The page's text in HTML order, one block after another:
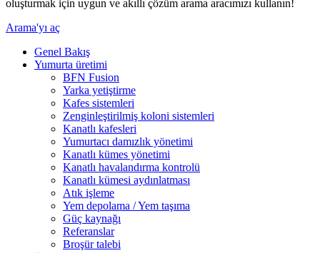
oluşturmak için uygun ve akıllı çözüm arama aracımızı kullanın!
Arama'yı aç
Genel Bakış
Yumurta üretimi
BFN Fusion
Yarka yetiştirme
Kafes sistemleri
Zenginleştirilmiş koloni sistemleri
Kanatlı kafesleri
Yumurtacı damızlık yönetimi
Kanatlı kümes yönetimi
Kanatlı havalandırma kontrolü
Kanatlı kümesi aydınlatması
Atık işleme
Yem depolama / Yem taşıma
Güç kaynağı
Referanslar
Broşür talebi